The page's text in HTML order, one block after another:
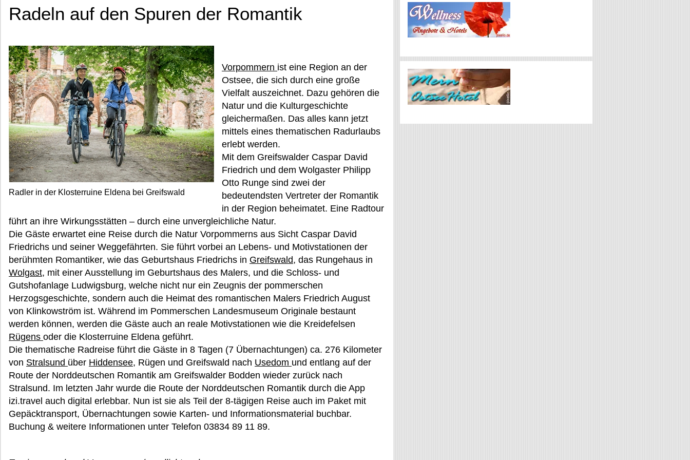
Radeln auf den Spuren der Romantik
Radler in der Klosterruine Eldena bei Greifswald
Vorpommern ist eine Region an der
Ostsee, die sich durch eine große
Vielfalt auszeichnet. Dazu gehören die
Natur und die Kulturgeschichte
gleichermaßen. Das alles kann jetzt
mittels eines thematischen Radurlaubs
erlebt werden.
Mit dem Greifswalder Caspar David
Friedrich und dem Wolgaster Philipp
Otto Runge sind zwei der
bedeutendsten Vertreter der Romantik
in der Region beheimatet. Eine Radtour
führt an ihre Wirkungsstätten – durch eine unvergleichliche Natur.
Die Gäste erwartet eine Reise durch die Natur Vorpommerns aus Sicht Caspar David
Friedrichs und seiner Weggefährten. Sie führt vorbei an Lebens- und Motivstationen der
berühmten Romantiker, wie das Geburtshaus Friedrichs in Greifswald, das Rungehaus in
Wolgast, mit einer Ausstellung im Geburtshaus des Malers, und die Schloss- und
Gutshofanlage Ludwigsburg, welche nicht nur ein Zeugnis der pommerschen
Herzogsgeschichte, sondern auch die Heimat des romantischen Malers Friedrich August
von Klinkowström ist. Während im Pommerschen Landesmuseum Originale bestaunt
werden können, werden die Gäste auch an reale Motivstationen wie die Kreidefelsen
Rügens oder die Klosterruine Eldena geführt.
Die thematische Radreise führt die Gäste in 8 Tagen (7 Übernachtungen) ca. 276 Kilometer
von Stralsund über Hiddensee, Rügen und Greifswald nach Usedom und entlang auf der
Route der Norddeutschen Romantik am Greifswalder Bodden wieder zurück nach
Stralsund. Im letzten Jahr wurde die Route der Norddeutschen Romantik durch die App
izi.travel auch digital erlebbar. Nun ist sie als Teil der 8-tägigen Reise auch im Paket mit
Gepäcktransport, Übernachtungen sowie Karten- und Informationsmaterial buchbar.
Buchung & weitere Informationen unter Telefon 03834 89 11 89.